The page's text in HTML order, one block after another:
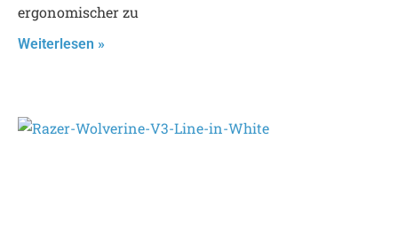
ergonomischer zu
Weiterlesen »